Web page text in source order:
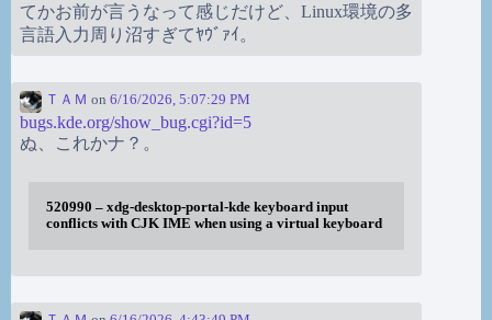
てかお前が言うなって感じだけど、Linux環境の多
言語入力周り沼すぎてﾔｳﾞｧｲ。
ＴＡＭ on 6/16/2026, 5:07:29 PM
bugs.kde.org/show_bug.cgi?id=5
ぬ、これかナ？。
520990 – xdg-desktop-portal-kde keyboard input
conflicts with CJK IME when using a virtual keyboard